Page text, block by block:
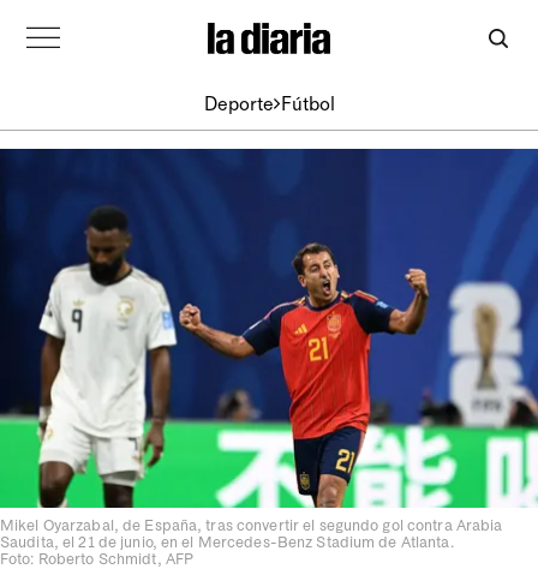
Deporte Fútbol
Mikel Oyarzabal, de España, tras convertir el segundo gol contra Arabia
Saudita, el 21 de junio, en el Mercedes-Benz Stadium de Atlanta.
Foto: Roberto Schmidt, AFP